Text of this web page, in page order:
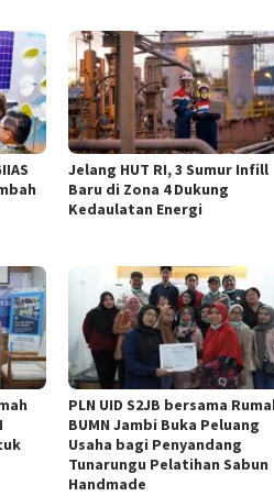
Jelang HUT RI, 3 Sumur Infill
Baru di Zona 4 Dukung
Kedaulatan Energi
PLN UID S2JB bersama
BUMN Jambi Buka Peluang
Usaha bagi Penyandang
Tunarungu Pelatihan Sabun
Handmade